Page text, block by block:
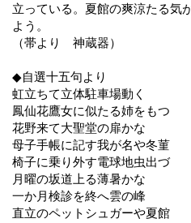
立っている。夏館の爽涼たる気
よう。
（帯より 神蔵器）
◆自選十五句より
虹立ちて立体駐車場動く
鳳仙花鷹女に似たる姉をもつ
花野来て大聖堂の扉かな
母子手帳に記す我が名や冬菫
椅子に乗り外す電球地虫出づ
月曜の坂道上る薄暑かな
一か月検診を終へ雲の峰
直立のペットシュガーや夏館